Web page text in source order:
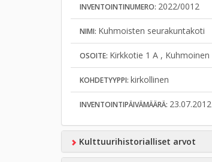
INVENTOINTINUMERO: 2022/0012
NIMI: Kuhmoisten seurakuntakoti
OSOITE: Kirkkotie 1 A , Kuhmoinen
KOHDETYYPPI: kirkollinen
INVENTOINTIPÄIVÄMÄÄRÄ: 23.07.2012
Kulttuurihistorialliset arvot